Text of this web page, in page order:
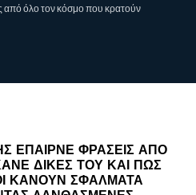
όλο τον κόσμο που κρατούν
ΕΠΑΙΡΝΕ ΦΡΑΣΕΙΣ ΑΠΟ
ΔΙΚΕΣ ΤΟΥ ΚΑΙ ΠΩΣ
ΚΑΝΟΥΝ ΣΦΑΛΜΑΤΑ